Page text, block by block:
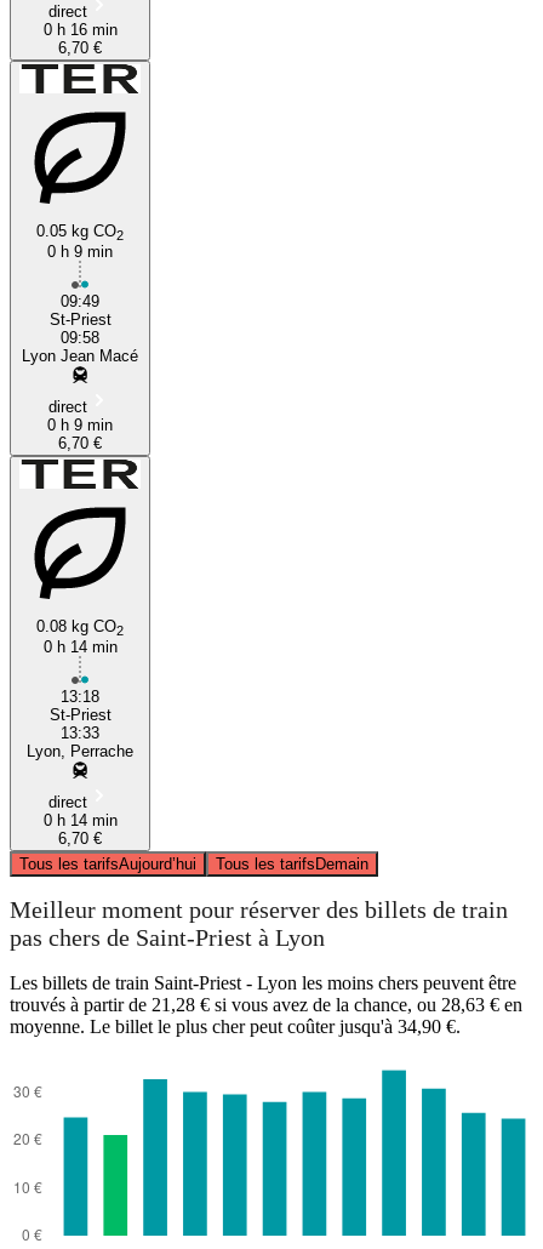
direct
0 h 16 min
6,70 €
0.05 kg CO2
0 h 9 min
09:49
St-Priest
09:58
Lyon Jean Macé
direct
0 h 9 min
6,70 €
0.08 kg CO2
0 h 14 min
13:18
St-Priest
13:33
Lyon, Perrache
direct
0 h 14 min
6,70 €
Tous les tarifsAujourd’hui Tous les tarifsDemain
Meilleur moment pour réserver des billets de train
pas chers de Saint-Priest à Lyon
Les billets de train Saint-Priest - Lyon les moins chers peuvent être
trouvés à partir de 21,28 € si vous avez de la chance, ou 28,63 € en
moyenne. Le billet le plus cher peut coûter jusqu'à 34,90 €.